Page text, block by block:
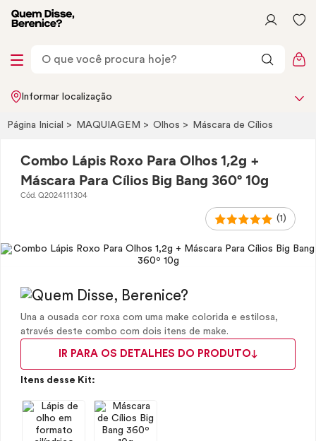
Informar localização
Página Inicial MAQUIAGEM Olhos Máscara de Cílios
Combo Lápis Roxo Para Olhos 1,2g +
Máscara Para Cílios Big Bang 360º 10g
Cód. Q2024111304
(1)
Una a ousada cor roxa com uma make colorida e estilosa,
através deste combo com dois itens de make.
IR PARA OS DETALHES DO PRODUTO
Itens desse Kit: